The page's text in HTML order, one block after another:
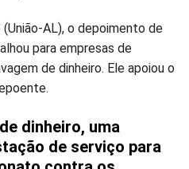
AL), o depoimento de
para empresas de
de dinheiro. Ele apoiou o
dinheiro, uma
de serviço para